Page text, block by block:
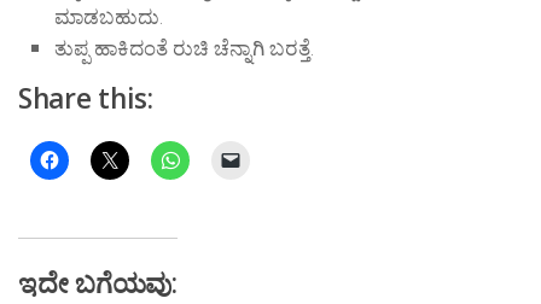
ಮಾಡಬಹುದು.
ತುಪ್ಪ ಹಾಕಿದಂತೆ ರುಚಿ ಚೆನ್ನಾಗಿ ಬರತ್ತೆ.
Share this:
ಇದೇ ಬಗೆಯವು: